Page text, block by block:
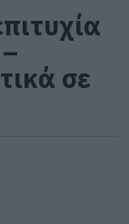
σε